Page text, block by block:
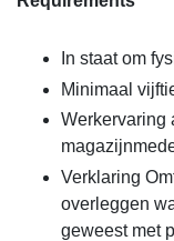
In staat om
Minimaal
Werkervaring
Verklaring
overleggen
geweest met